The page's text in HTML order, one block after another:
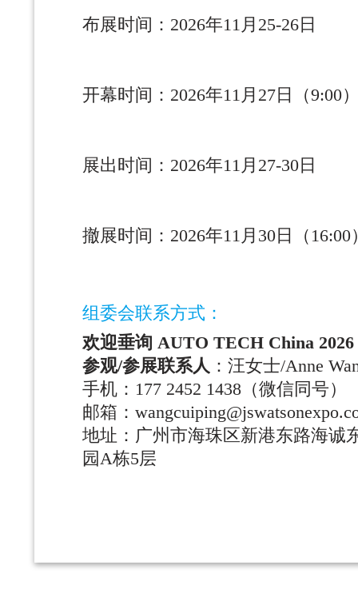
布展时间：2026年11月25-26日
开幕时间：2026年11月27日（9:00
展出时间：2026年11月27-30日
撤展时间：2026年11月30日（16:00
组委会联系方式：
欢迎垂询 AUTO TECH China
参观/参展联系人 ：汪女士/Anne
手机：177 2452 1438（微信同号）
邮箱：
地址：广州市海珠区新港东路海诚
园A栋5层